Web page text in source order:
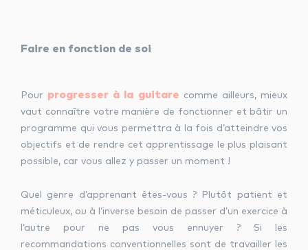
Faire en fonction de soi
Pour progresser à la guitare comme ailleurs, mieux
vaut connaître votre manière de fonctionner et bâtir un
programme qui vous permettra à la fois d’atteindre vos
objectifs et de rendre cet apprentissage le plus plaisant
possible, car vous allez y passer un moment !
Quel genre d’apprenant êtes-vous ? Plutôt patient et
méticuleux, ou à l’inverse besoin de passer d’un exercice à
l’autre pour ne pas vous ennuyer ? Si les
recommandations conventionnelles sont de travailler les